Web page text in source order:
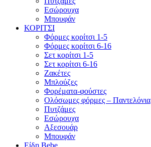
Εσώρουχα
Μπουφάν
ΚΟΡΙΤΣΙ
Φόρμες κορίτσι 1-5
Φόρμες κορίτσι 6-16
Σετ κορίτσι 1-5
Σετ κορίτσι 6-16
Ζακέτες
Μπλούζες
Φορέματα-φούστες
Ολόσωμες φόρμες – Παντελόνια
Πυτζάμες
Εσώρουχα
Αξεσουάρ
Μπουφάν
Είδη Bebe